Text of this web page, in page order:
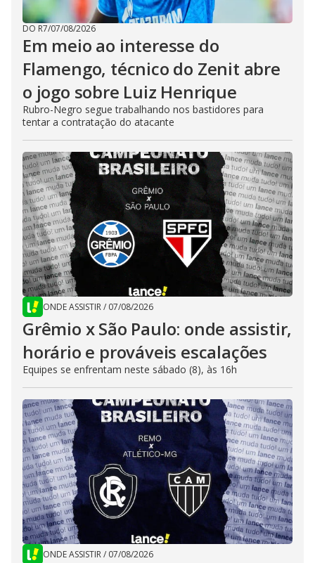
DO R7/07/08/2026
Em meio ao interesse do
Flamengo, técnico do Zenit abre
o jogo sobre Luiz Henrique
Rubro-Negro segue trabalhando nos bastidores para
tentar a contratação do atacante
ONDE ASSISTIR/ 07/08/2026
Grêmio x São Paulo: onde assistir,
horário e prováveis escalações
Equipes se enfrentam neste sábado (8), às 16h
ONDE ASSISTIR/ 07/08/2026